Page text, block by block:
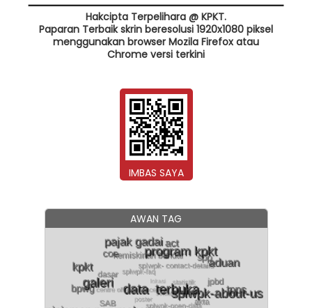
Hakcipta Terpelihara @ KPKT.
Paparan Terbaik skrin beresolusi 1920x1080 piksel
menggunakan browser Mozila Firefox atau
Chrome versi terkini
IMBAS SAYA
AWAN TAG